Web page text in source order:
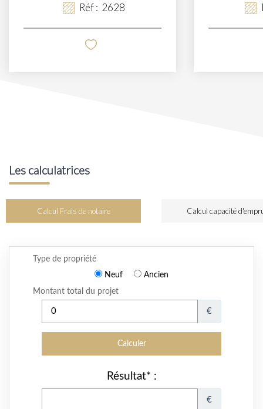
Réf : 2628
Les calculatrices
Calcul Frais de notaire Calcul capacité